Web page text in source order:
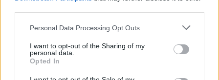
Personal Data Processing Opt Outs
I want to opt-out of the Sharing of my
personal data.
Opted In
Edellinen artikkeli
Täysin älyvapaa temppu EM-
Seuraava artikkeli